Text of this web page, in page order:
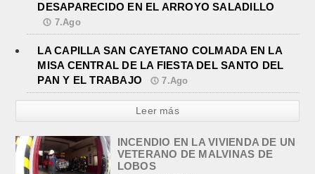
DESAPARECIDO EN EL ARROYO SALADILLO
7.Ago
LA CAPILLA SAN CAYETANO COLMADA EN LA
MISA CENTRAL DE LA FIESTA DEL SANTO DEL
PAN Y EL TRABAJO
7.Ago
Leer más
INCENDIO EN LA VIVIENDA DE UN
VETERANO DE MALVINAS DE
LOBOS